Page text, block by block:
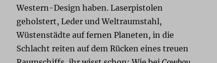
Western-Design haben. Laserpistolen
geholstert, Leder und Weltraumstahl,
Wüstenstädte auf fernen Planeten, in die
Schlacht reiten auf dem Rücken eines treuen